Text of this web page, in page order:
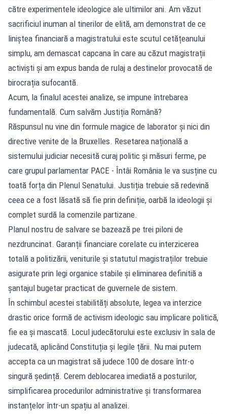
către experimentele ideologice ale ultimilor ani. Am văzut
sacrificiul inuman al tinerilor de elită, am demonstrat de ce
liniștea financiară a magistratului este scutul cetățeanului
simplu, am demascat capcana în care au căzut magistrații
activiști și am expus banda de rulaj a destinelor provocată de
birocrația sufocantă.
Acum, la finalul acestei analize, se impune întrebarea
fundamentală. Cum salvăm Justiția Română?
Răspunsul nu vine din formule magice de laborator și nici din
directive venite de la Bruxelles. Resetarea națională a
sistemului judiciar necesită curaj politic și măsuri ferme, pe
care grupul parlamentar PACE - Întâi România le va susține cu
toată forța din Plenul Senatului. Justiția trebuie să redevină
ceea ce a fost lăsată să fie prin definiție, oarbă la ideologii și
complet surdă la comenzile partizane.
Planul nostru de salvare se bazează pe trei piloni de
nezdruncinat. Garanții financiare corelate cu interzicerea
totală a politizării, veniturile și statutul magistraților trebuie
asigurate prin legi organice stabile și eliminarea definitiă a
șantajul bugetar practicat de guvernele de sistem.
În schimbul acestei stabilități absolute, legea va interzice
drastic orice formă de activism ideologic sau implicare politică,
fie ea și mascată. Locul judecătorului este exclusiv în sala de
judecată, aplicând Constituția și legile țării. Nu mai putem
accepta ca un magistrat să judece 100 de dosare într-o
singură ședință. Cerem deblocarea imediată a posturilor,
simplificarea procedurilor administrative și transformarea
instanțelor într-un spațiu al analizei.